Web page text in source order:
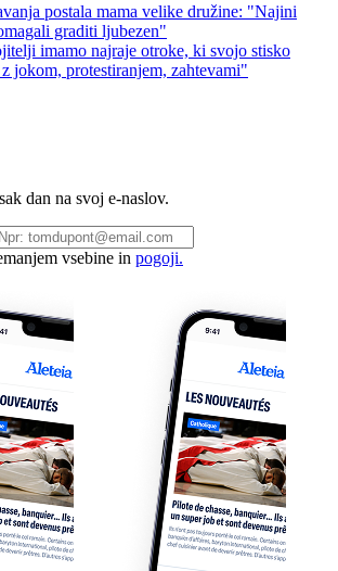
postala mama velike družine: "Najini
graditi ljubezen"
imamo najraje otroke, ki svojo stisko
jokom, protestiranjem, zahtevami"
dan na svoj e-naslov.
vsebine in pogoji.